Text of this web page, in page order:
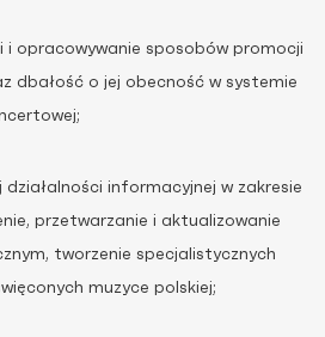
i opracowywanie sposobów promocji
dbałość o jej obecność w systemie
działalności informacyjnej w zakresie
przetwarzanie i aktualizowanie
tworzenie specjalistycznych
muzyce polskiej;